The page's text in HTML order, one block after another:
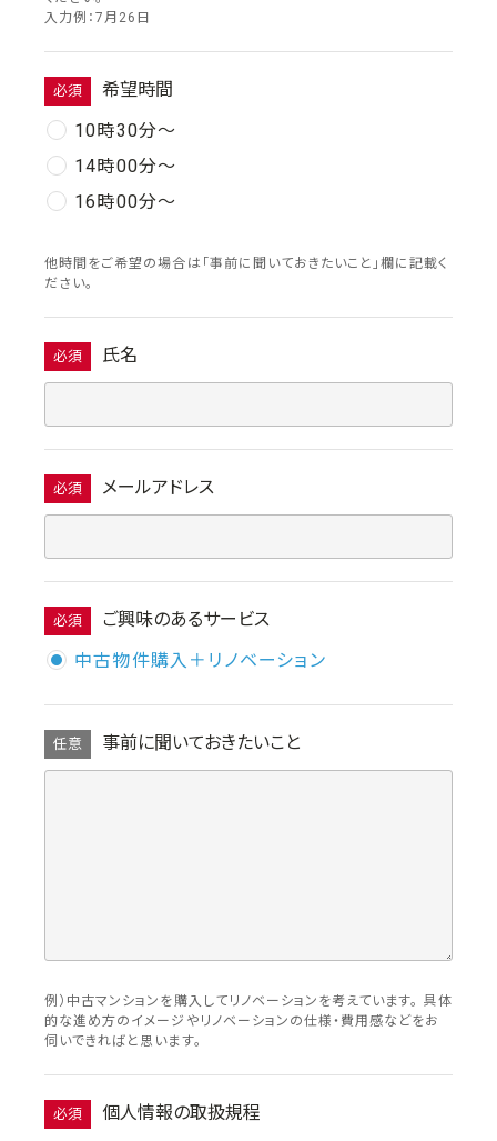
入力例：7月26日
必須
希望時間
10時30分〜
14時00分〜
16時00分〜
他時間をご希望の場合は「事前に聞いておきたいこと」欄に記載く
ださい。
必須 氏名
必須 メールアドレス
必須
ご興味のあるサービス
中古物件購入＋リノベーション
任意 事前に聞いておきたいこと
例）中古マンションを購入してリノベーションを考えています。 具体
的な進め方のイメージやリノベーションの仕様・費用感などをお
伺いできればと思います。
必須 個人情報の取扱規程